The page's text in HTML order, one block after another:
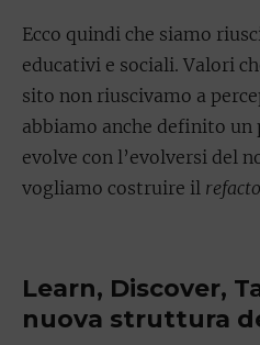
Ecco quindi che siamo
educativi e sociali. Valori
sito non riuscivamo a
abbiamo anche definito un
evolve con l’evolversi del
vogliamo costruire il
Learn, Discover,
nuova struttura